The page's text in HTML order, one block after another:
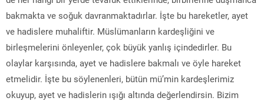
bakmakta ve soğuk davranmaktadırlar. İşte bu hareketler, ayet
ve hadislere muhaliftir. Müslümanların kardeşliğini ve
birleşmelerini önleyenler, çok büyük yanlış içindedirler. Bu
olaylar karşısında, ayet ve hadislere bakmalı ve öyle hareket
etmelidir. İşte bu söylenenleri, bütün mü’min kardeşlerimiz
okuyup, ayet ve hadislerin ışığı altında değerlendirsin. Bizim